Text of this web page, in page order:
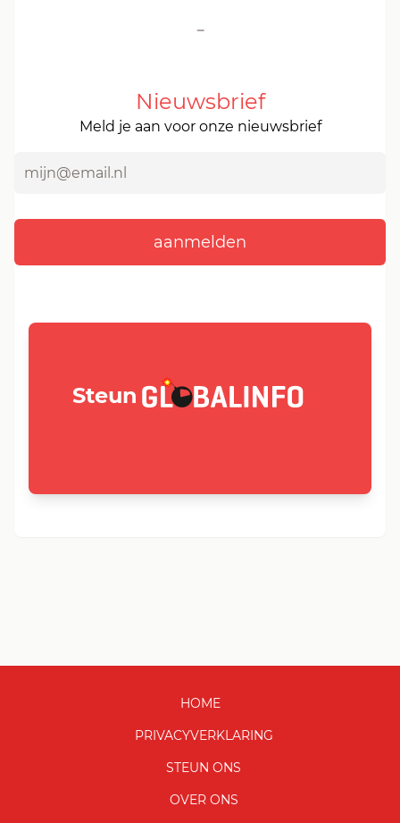
-
Nieuwsbrief
Meld je aan voor onze nieuwsbrief
Steun GLOBALINFO.nl
HOME
PRIVACYVERKLARING
STEUN ONS
OVER ONS